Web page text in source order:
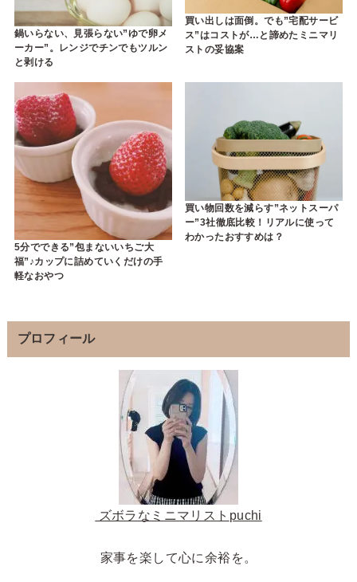
鍋いらない、見張らない”ゆで卵メ
ーカー”。レンジでチンでもツルン
と剥ける
買い出しは面倒。でも”宅配サービ
ス”はコストが…と諦めたミニマリ
ストの妥協案
5分でできる”包まないいちご大
福”♪カップに詰めていくだけの手
軽なおやつ
買い物回数を減らす”ネットスーパ
ー”3社徹底比較！リアルに使って
わかったおすすめは？
プロフィール
ズボラなミニマリスト puchi
家事を楽して心に余裕を。